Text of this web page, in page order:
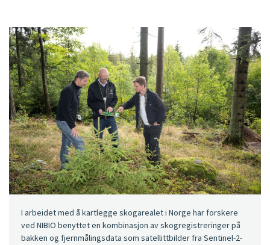
I arbeidet med å kartlegge skogarealet i Norge har forskere
ved NIBIO benyttet en kombinasjon av skogregistreringer på
bakken og fjernmålingsdata som satellittbilder fra Sentinel-2-